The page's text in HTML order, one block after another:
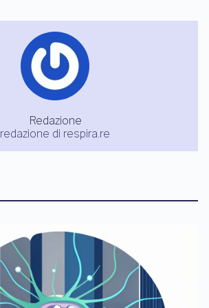
Redazione
redazione di respira.re